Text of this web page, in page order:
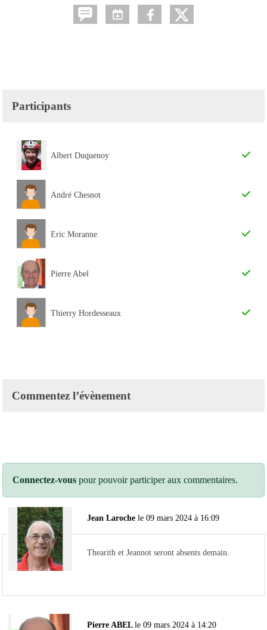
Participants
Albert Duquenoy
André Chesnot
Eric Moranne
Pierre Abel
Thierry Hordesseaux
Commentez l’évènement
Connectez-vous pour pouvoir participer aux commentaires.
Jean Laroche le 09 mars 2024 à 16:09
Thearith et Jeannot seront absents demain.
Pierre ABEL le 09 mars 2024 à 14:20